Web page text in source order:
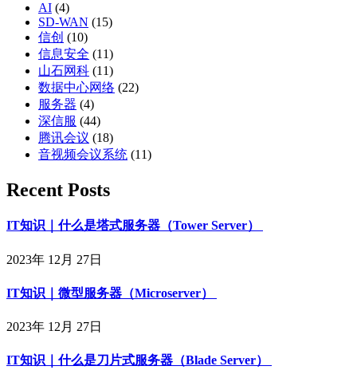
AI (4)
SD-WAN (15)
信创 (10)
信息安全 (11)
山石网科 (11)
数据中心网络 (22)
服务器 (4)
深信服 (44)
腾讯会议 (18)
音视频会议系统 (11)
Recent Posts
IT知识｜什么是塔式服务器（Tower Server）
2023年 12月 27日
IT知识｜微型服务器（Microserver）
2023年 12月 27日
IT知识｜什么是刀片式服务器（Blade Server）